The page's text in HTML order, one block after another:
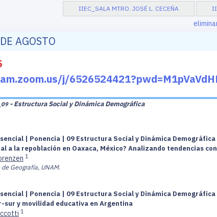
IIEC_SALA MTRO. JOSÉ L. CECEÑA
AGOSTO
j/
- Estructura Social y Dinámica Demográfica
| Ponencia | 09 Estructura Social y Dinámica Demográfica
a la repoblación en Oaxaca, México? Analizando tendencias
1
Geografía, UNAM.
| Ponencia | 09 Estructura Social y Dinámica Demográfica
sur y movilidad educativa en Argentina
1